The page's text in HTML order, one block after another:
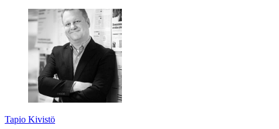
Tapio Kivistö